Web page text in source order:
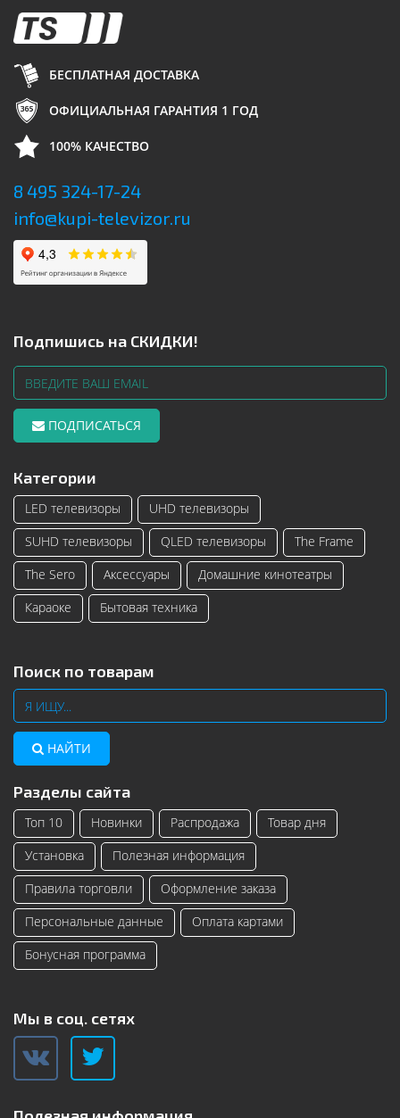
БЕСПЛАТНАЯ ДОСТАВКА
ОФИЦИАЛЬНАЯ ГАРАНТИЯ 1 ГОД
100% КАЧЕСТВО
8 495 324-17-24
info@kupi-televizor.ru
Подпишись на СКИДКИ!
ПОДПИСАТЬСЯ
Категории
LED телевизоры
UHD телевизоры
SUHD телевизоры
QLED телевизоры
The Frame
The Sero
Аксессуары
Домашние кинотеатры
Караоке
Бытовая техника
Поиск по товарам
НАЙТИ
Разделы сайта
Топ 10 Новинки Распродажа
Товар дня
Установка
Полезная информация
Правила торговли
Оформление заказа
Персональные данные
Оплата картами
Бонусная программа
Мы в соц. сетях